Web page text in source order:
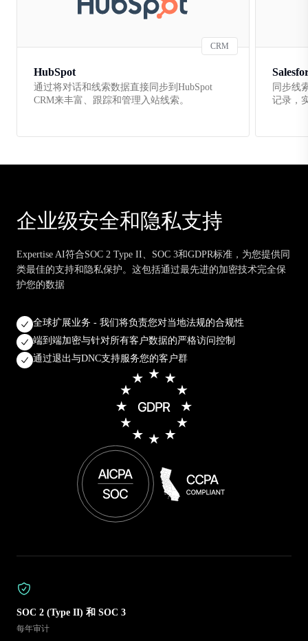
CRM
HubSpot
通过将对话和线索数据直接同步到HubSpot
CRM来丰富、跟踪和管理入站线索。
同步线
记录，
企业级安全和隐私支持
Expertise AI符合SOC 2 Type II、SOC 3和GDPR标准，为您提供同
类最佳的支持和隐私保护。这包括通过最先进的加密技术完全保
护您的数据
全球扩展业务 - 我们将负责您对当地法规的合规性
端到端加密与针对所有客户数据的严格访问控制
通过退出与DNC支持服务您的客户群
SOC 2 (Type II) 和 SOC 3
每年审计